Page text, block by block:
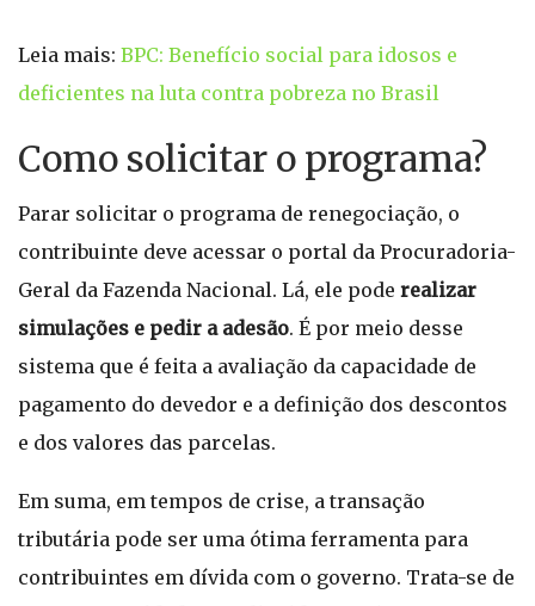
Leia mais: BPC: Benefício social para idosos e
deficientes na luta contra pobreza no Brasil
Como solicitar o programa?
Parar solicitar o programa de renegociação, o
contribuinte deve acessar o portal da Procuradoria-
Geral da Fazenda Nacional. Lá, ele pode realizar
simulações e pedir a adesão. É por meio desse
sistema que é feita a avaliação da capacidade de
pagamento do devedor e a definição dos descontos
e dos valores das parcelas.
Em suma, em tempos de crise, a transação
tributária pode ser uma ótima ferramenta para
contribuintes em dívida com o governo. Trata-se de